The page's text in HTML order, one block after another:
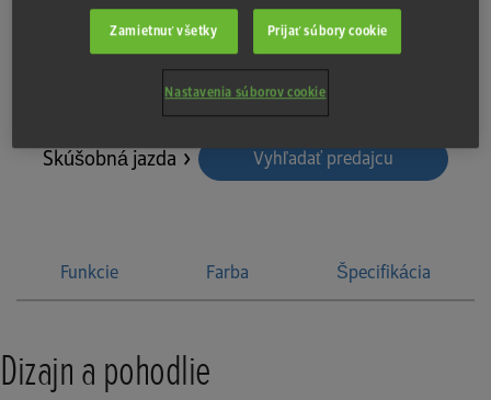
3 926 €
Skúšobná jazda Vyhľadať predajcu
Funkcie Farba Špecifikácia
Dizajn a pohodlie
Zamietnuť všetky Prijať súbory cookie
Nastavenia súborov cookie